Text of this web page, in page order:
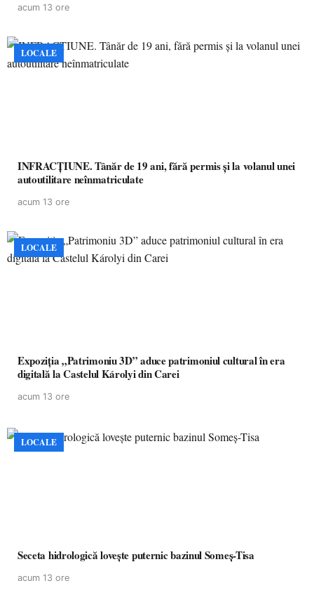
acum 13 ore
LOCALE
INFRACȚIUNE. Tânăr de 19 ani, fără permis și la volanul unei
autoutilitare neînmatriculate
acum 13 ore
LOCALE
Expoziția „Patrimoniu 3D” aduce patrimoniul cultural în era
digitală la Castelul Károlyi din Carei
acum 13 ore
LOCALE
Seceta hidrologică lovește puternic bazinul Someș-Tisa
acum 13 ore